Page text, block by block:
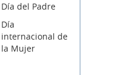
Día del Padre
Día
internacional de
la Mujer